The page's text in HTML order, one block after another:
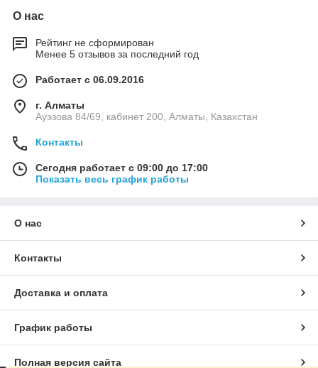
О нас
Рейтинг не сформирован
Менее 5 отзывов за последний год
Работает с 06.09.2016
г. Алматы
Ауэзова 84/69, кабинет 200, Алматы, Казахстан
Контакты
Сегодня работает с 09:00 до 17:00
Показать весь график работы
О нас
Контакты
Доставка и оплата
График работы
Полная версия сайта